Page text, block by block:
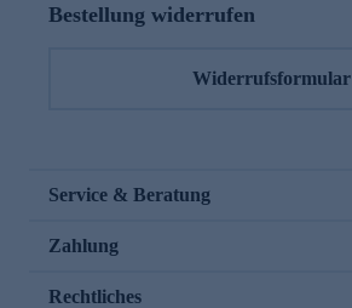
Bestellung widerrufen
Widerrufsformular
Service & Beratung
Zahlung
Rechtliches